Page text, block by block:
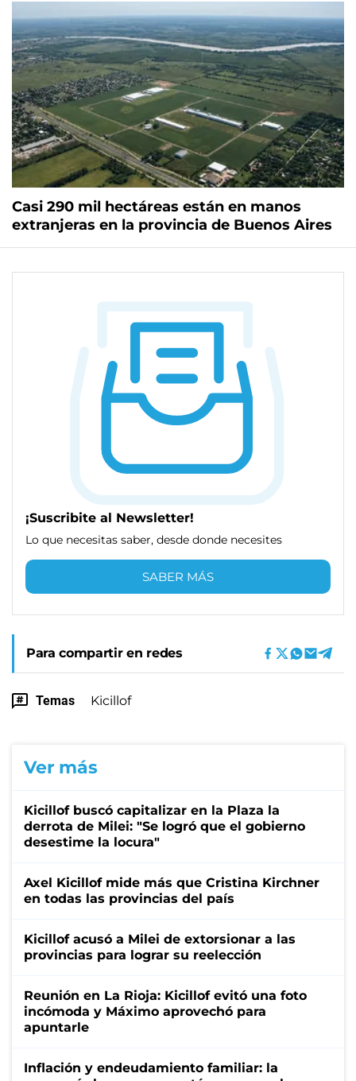
Casi 290 mil hectáreas están en manos
extranjeras en la provincia de Buenos Aires
¡Suscribite al Newsletter!
Lo que necesitas saber, desde donde necesites
SABER MÁS
Para compartir en redes
Temas Kicillof
Ver más
Kicillof buscó capitalizar en la Plaza la
derrota de Milei: "Se logró que el gobierno
desestime la locura"
Axel Kicillof mide más que Cristina Kirchner
en todas las provincias del país
Kicillof acusó a Milei de extorsionar a las
provincias para lograr su reelección
Reunión en La Rioja: Kicillof evitó una foto
incómoda y Máximo aprovechó para
apuntarle
Inflación y endeudamiento familiar: la